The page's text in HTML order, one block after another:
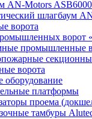
AN-Motors ASB6000
шлагбаум
ворота
промышленные
ворота
оборудование
платформы
проема
тамбуры